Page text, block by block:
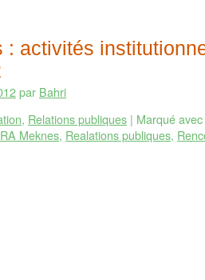
: activités
par Bahri
, Relations publiques | Marqué avec
Meknes, Realations publiques,